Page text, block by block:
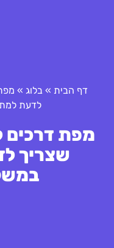
דף הבית » בלוג »
לדעת
מפת דרכים
שצריך